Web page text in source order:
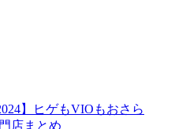
】ヒゲもVIOもおさら
店まとめ